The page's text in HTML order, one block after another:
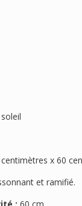
x 60
et ramifié.